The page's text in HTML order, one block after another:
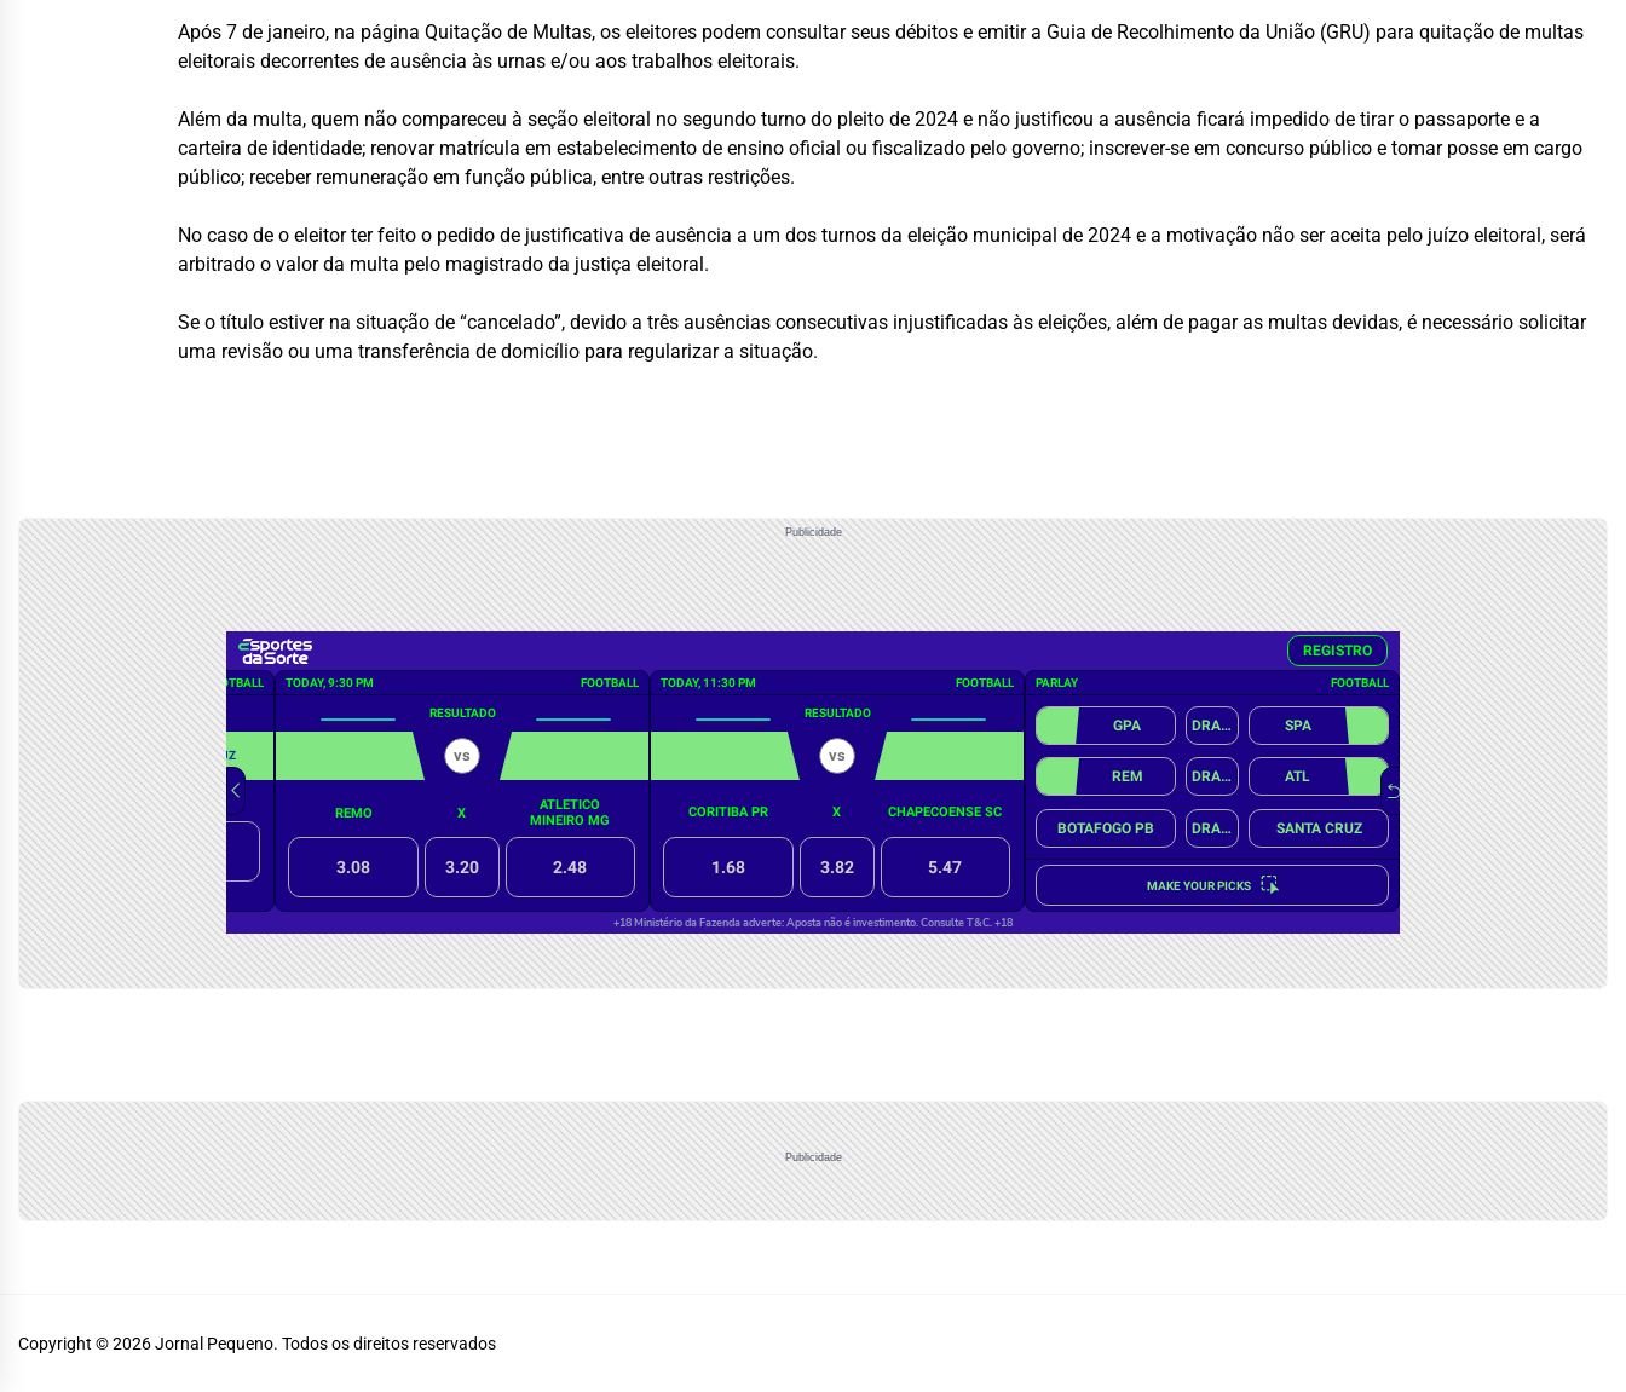
Após 7 de janeiro, na página Quitação de Multas, os eleitores podem consultar seus débitos e emitir a Guia de Recolhimento da União (GRU) para quitação de multas
eleitorais decorrentes de ausência às urnas e/ou aos trabalhos eleitorais.
Além da multa, quem não compareceu à seção eleitoral no segundo turno do pleito de 2024 e não justificou a ausência ficará impedido de tirar o passaporte e a
carteira de identidade; renovar matrícula em estabelecimento de ensino oficial ou fiscalizado pelo governo; inscrever-se em concurso público e tomar posse em cargo
público; receber remuneração em função pública, entre outras restrições.
No caso de o eleitor ter feito o pedido de justificativa de ausência a um dos turnos da eleição municipal de 2024 e a motivação não ser aceita pelo juízo eleitoral, será
arbitrado o valor da multa pelo magistrado da justiça eleitoral.
Se o título estiver na situação de “cancelado”, devido a três ausências consecutivas injustificadas às eleições, além de pagar as multas devidas, é necessário solicitar
uma revisão ou uma transferência de domicílio para regularizar a situação.
Publicidade
Publicidade
Copyright © 2026Jornal Pequeno. Todos os direitos reservados